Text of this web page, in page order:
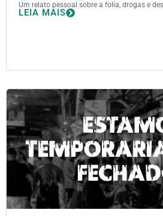
Um relato pessoal sobre a folia, drogas e
LEIA MAIS